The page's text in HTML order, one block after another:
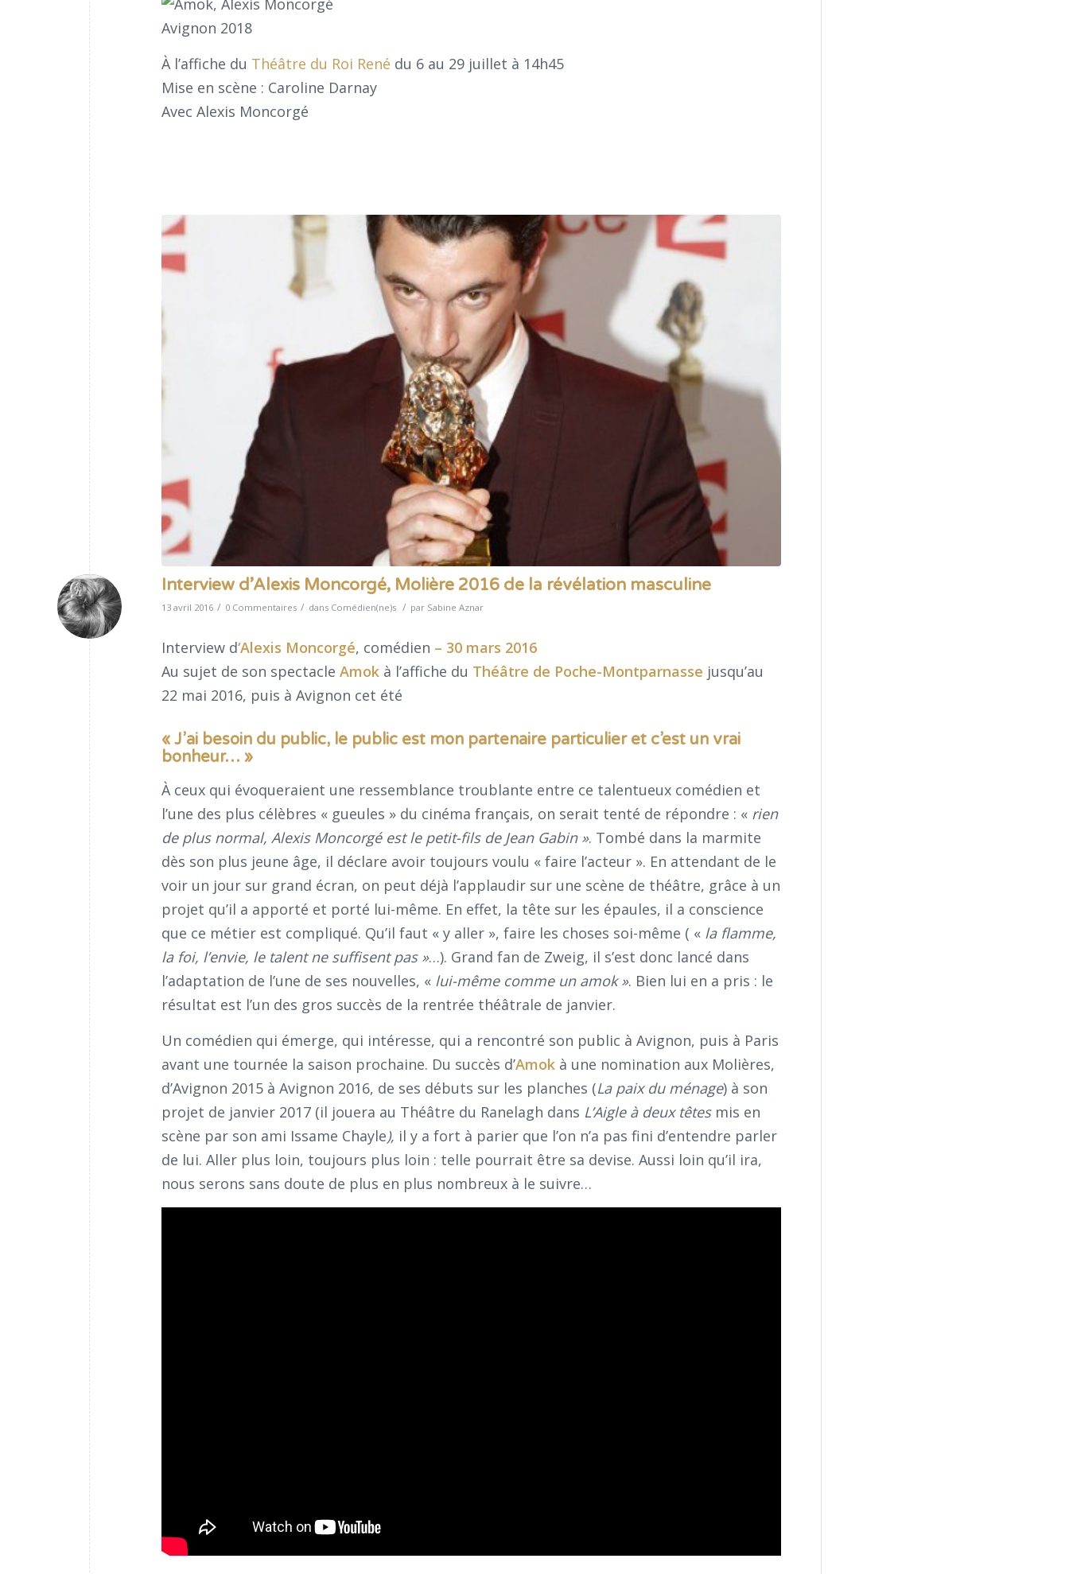
À l’affiche du Théâtre du Roi René du 6 au 29 juillet à 14h45
Mise en scène : Caroline Darnay
Avec Alexis Moncorgé
Interview d’Alexis Moncorgé, Molière 2016 de la révélation masculine
13 avril 2016 / 0 Commentaires / dans Comédien(ne)s / par Sabine Aznar
Interview d‘Alexis Moncorgé, comédien – 30 mars 2016
Au sujet de son spectacle Amok à l’affiche du Théâtre de Poche-Montparnasse jusqu’au
22 mai 2016, puis à Avignon cet été
« J’ai besoin du public, le public est mon partenaire particulier et c’est un vrai
bonheur… »
À ceux qui évoqueraient une ressemblance troublante entre ce talentueux comédien et
l’une des plus célèbres « gueules » du cinéma français, on serait tenté de répondre : « rien
de plus normal, Alexis Moncorgé est le petit-fils de Jean Gabin ». Tombé dans la marmite
dès son plus jeune âge, il déclare avoir toujours voulu « faire l’acteur ». En attendant de le
voir un jour sur grand écran, on peut déjà l’applaudir sur une scène de théâtre, grâce à un
projet qu’il a apporté et porté lui-même. En effet, la tête sur les épaules, il a conscience
que ce métier est compliqué. Qu’il faut « y aller », faire les choses soi-même ( « la flamme,
la foi, l’envie, le talent ne suffisent pas »…). Grand fan de Zweig, il s’est donc lancé dans
l’adaptation de l’une de ses nouvelles, « lui-même comme un amok ». Bien lui en a pris : le
résultat est l’un des gros succès de la rentrée théâtrale de janvier.
Un comédien qui émerge, qui intéresse, qui a rencontré son public à Avignon, puis à Paris
avant une tournée la saison prochaine. Du succès d’Amok à une nomination aux Molières,
d’Avignon 2015 à Avignon 2016, de ses débuts sur les planches (La paix du ménage) à son
projet de janvier 2017 (il jouera au Théâtre du Ranelagh dans L’Aigle à deux têtes mis en
scène par son ami Issame Chayle), il y a fort à parier que l’on n’a pas fini d’entendre parler
de lui. Aller plus loin, toujours plus loin : telle pourrait être sa devise. Aussi loin qu’il ira,
nous serons sans doute de plus en plus nombreux à le suivre…